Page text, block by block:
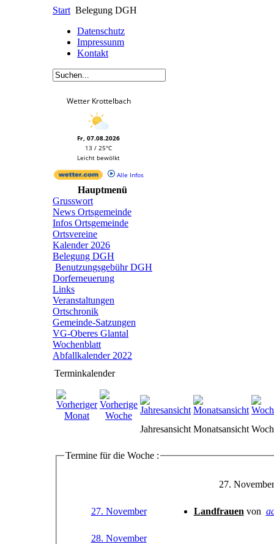
Start Belegung DGH
Datenschutz
Impressunm
Kontakt
Wetter Krottelbach
Fr, 07.08.2026
13 / 25°C
Leicht bewölkt
Alle Infos
Hauptmenü
Grusswort
News Ortsgemeinde
Infos Ortsgemeinde
Ortsvereine
Kalender 2026
Belegung DGH
Benutzungsgebühr DGH
Dorferneuerung
Links
Veranstaltungen
Ortschronik
Gemeinde-Satzungen
VG-Oberes Glantal
Wochenblatt
Abfallkalender 2022
Terminkalender
Jahresansicht Monatsansicht
Termine für die Woche :
27.
27. November Landfrauen von
28. November